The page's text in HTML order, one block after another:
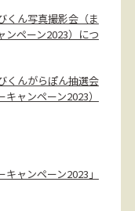
くん写真撮影会（ま
ンペーン2023）につ
くんがらぽん抽選会
キャンペーン2023）
キャンペーン2023」